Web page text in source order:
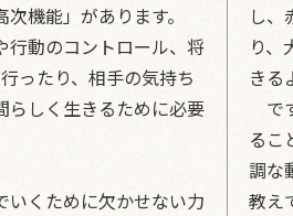
機能」があります。
行動のコントロール、将
ったり、相手の気持ち
らしく生きるために必要
くために欠かせない力
し、
り、
きる
で
るこ
調な
教え